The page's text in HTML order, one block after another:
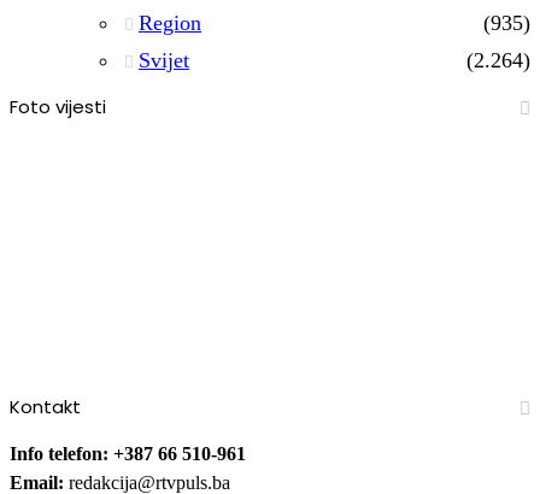
Region
(935)
Svijet
(2.264)
Foto vijesti
Kontakt
Info telefon: +387 66 510-961
Email: redakcija@rtvpuls.ba